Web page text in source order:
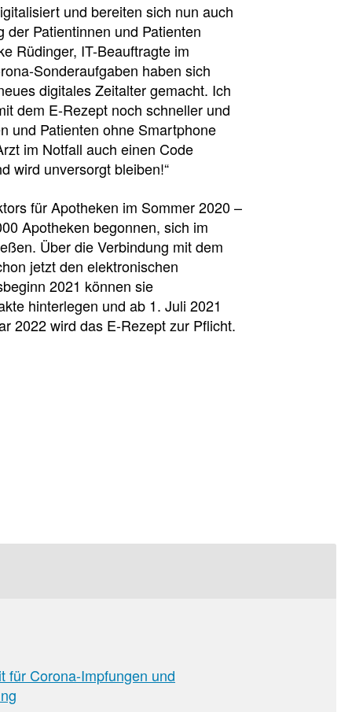
und bereiten sich nun auch
Patientinnen und Patienten
Rüdinger, IT-Beauftragte im
Sonderaufgaben haben sich
digitales Zeitalter gemacht. Ich
dem E-Rezept noch schneller und
und Patienten ohne Smartphone
im Notfall auch einen Code
wird unversorgt bleiben!“
für Apotheken im Sommer 2020 –
Apotheken begonnen, sich im
Über die Verbindung mit dem
jetzt den elektronischen
2021 können sie
hinterlegen und ab 1. Juli 2021
2022 wird das E-Rezept zur Pflicht.
für Corona-Impfungen und